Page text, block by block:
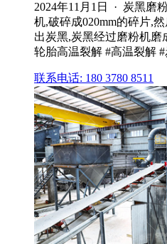
2024年11月1日 · 炭黑磨
机,破碎成020mm的碎片,
出炭黑,炭黑经过磨粉机磨
轮胎高温裂解 #高温裂解
联系电话: 180 3780 8511